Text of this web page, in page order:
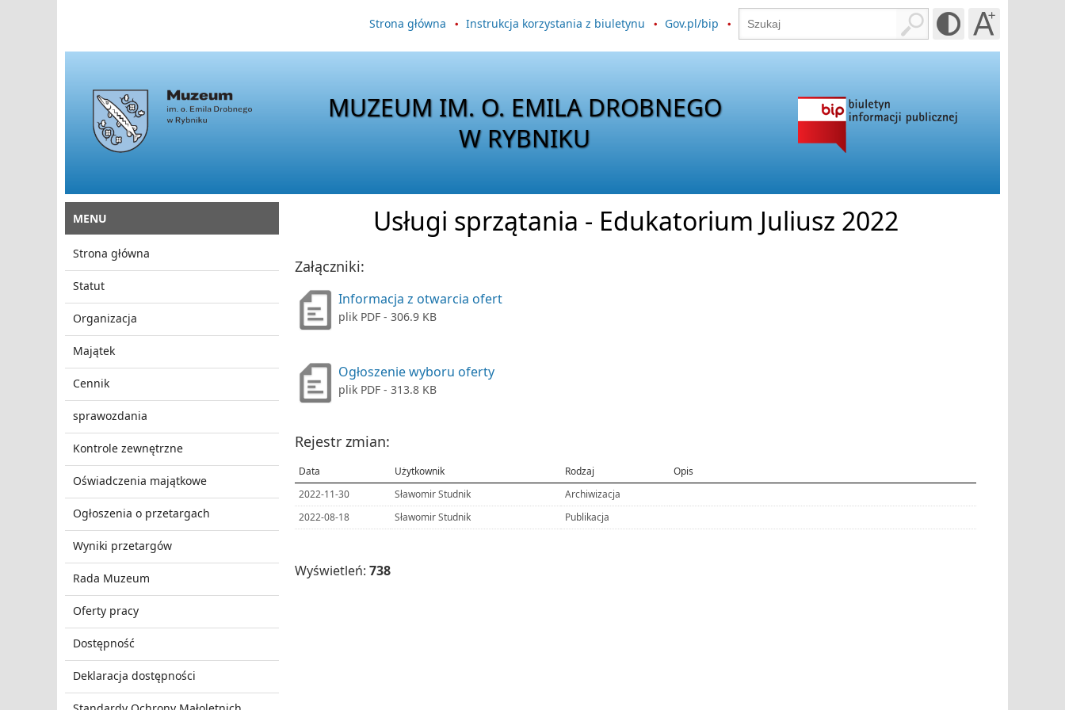
Strona główna Instrukcja korzystania z biuletynu Gov.pl/bip
MUZEUM IM. O. EMILA DROBNEGO
W RYBNIKU
MENU
Strona główna
Statut
Organizacja
Majątek
Cennik
sprawozdania
Kontrole zewnętrzne
Oświadczenia majątkowe
Ogłoszenia o przetargach
Wyniki przetargów
Rada Muzeum
Oferty pracy
Dostępność
Deklaracja dostępności
Usługi sprzątania - Edukatorium Juliusz 2022
Załączniki:
Informacja z otwarcia ofert
plik PDF - 306.9 KB
Ogłoszenie wyboru oferty
plik PDF - 313.8 KB
Rejestr zmian:
Data Użytkownik Rodzaj
Opis
2022-11-30
Sławomir Studnik
Archiwizacja
2022-08-18
Sławomir Studnik Publikacja
Wyświetleń: 738